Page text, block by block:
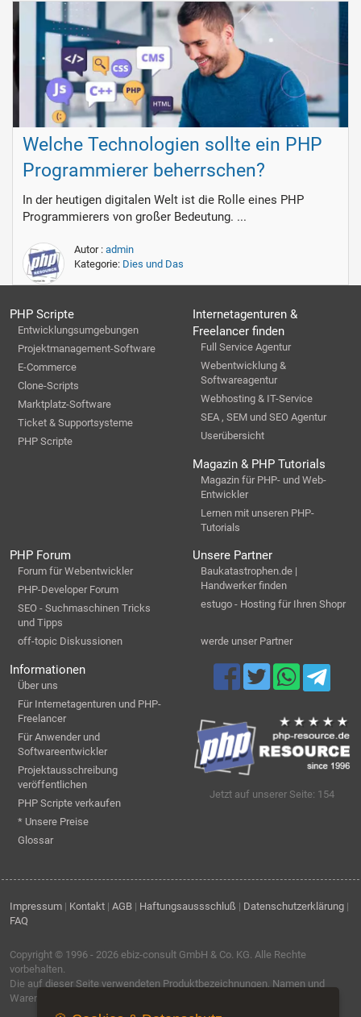
Welche Technologien sollte ein PHP
Programmierer beherrschen?
In der heutigen digitalen Welt ist die Rolle eines PHP
Programmierers von großer Bedeutung. ...
Autor : admin
Kategorie: Dies und Das
PHP Scripte
Entwicklungsumgebungen
Projektmanagement-Software
E-Commerce
Clone-Scripts
Marktplatz-Software
Ticket & Supportsysteme
PHP Scripte
Internetagenturen &
Freelancer finden
Full Service Agentur
Webentwicklung &
Softwareagentur
Webhosting & IT-Service
SEA , SEM und SEO Agentur
Userübersicht
Magazin & PHP Tutorials
Magazin für PHP- und Web-
Entwickler
Lernen mit unseren PHP-
Tutorials
PHP Forum
Forum für Webentwickler
PHP-Developer Forum
SEO - Suchmaschinen Tricks
und Tipps
off-topic Diskussionen
Unsere Partner
Baukatastrophen.de |
Handwerker finden
estugo - Hosting für Ihren Shopr
werde unser Partner
Informationen
Über uns
Für Internetagenturen und PHP-
Freelancer
Für Anwender und
Softwareentwickler
Projektausschreibung
veröffentlichen
PHP Scripte verkaufen
* Unsere Preise
Glossar
Jetzt auf unserer Seite: 154
Impressum | Kontakt | AGB | Haftungsaussschluß | Datenschutzerklärung |
FAQ
Copyright © 1996 - 2026 ebiz-consult GmbH & Co. KG. Alle Rechte
vorbehalten.
Die auf dieser Seite verwendeten Produktbezeichnungen, Namen und
Warenzeichen sind Eigentum der jeweiligen Firmen.